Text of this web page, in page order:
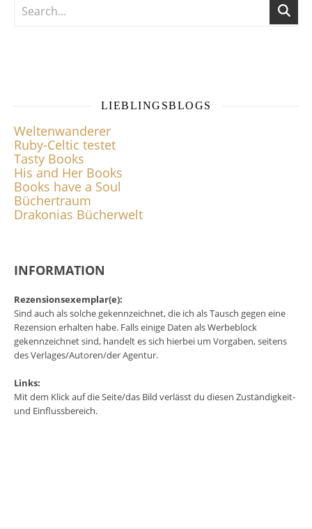
LIEBLINGSBLOGS
Weltenwanderer
Ruby-Celtic testet
Tasty Books
His and Her Books
Books have a Soul
Büchertraum
Drakonias Bücherwelt
INFORMATION
Rezensionsexemplar(e):
Sind auch als solche gekennzeichnet, die ich als Tausch gegen eine
Rezension erhalten habe. Falls einige Daten als Werbeblock
gekennzeichnet sind, handelt es sich hierbei um Vorgaben, seitens
des Verlages/Autoren/der Agentur.
Links:
Mit dem Klick auf die Seite/das Bild verlässt du diesen Zuständigkeit-
und Einflussbereich.